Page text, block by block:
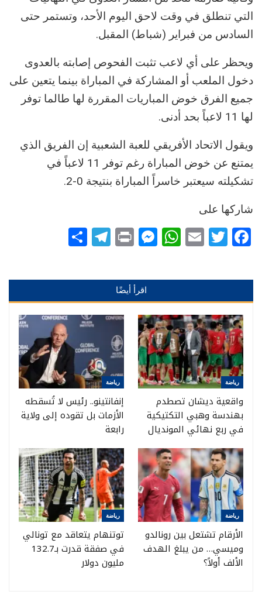
التي تنطلق في وقت لاحق اليوم الأحد، وتستمر حتى
السادس من فبراير (شباط) المقبل.
ويحظر على أي لاعب تثبت الفحوص إصابته بالعدوى
دخول الملعب أو المشاركة في المباراة بينما يتعين على
جميع الفرق خوض المباريات المقررة لها طالما توفر
لها 11 لاعباً بحد أدنى.
ويقول الاتحاد الأفريقي للعبة الشعبية إن الفريق الذي
يمتنع عن خوض المباراة رغم توفر 11 لاعباً في
تشكيلته سيعتبر خاسراً المباراة بنتيجة 0-2.
شاركها على
Facebook
Twitter
Email
WhatsApp
Messenger
Print
Telegram
اقرأ أيضًا
رياضة
واقعية ديشان تصطدم
بهندسة وهبي التكتيكية
في ربع نهائي المونديال
رياضة
إنفانتينو.. رئيس لا تُسقطه
الأزمات بل تقوده إلى ولاية
رابعة
رياضة
الأرقام تشتعل بين رونالدو
وميسي… من يبلغ الهدف
الألف أولاً؟
رياضة
توتنهام يتعاقد مع تونالي
في صفقة قدرت بـ132.7
مليون دولار